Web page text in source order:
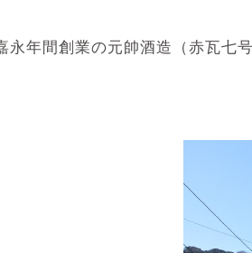
永年間創業の元帥酒造（赤瓦七